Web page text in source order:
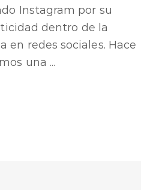
Instagram por su
dentro de la
en redes sociales. Hace
una ...